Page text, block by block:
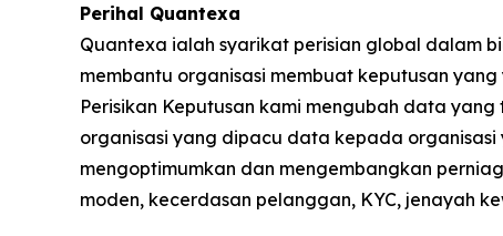
Perihal Quantexa
Quantexa ialah syarikat perisian global dalam
membantu organisasi membuat keputusan
Perisikan Keputusan kami mengubah data
organisasi yang dipacu data kepada
mengoptimumkan dan mengembangkan
moden, kecerdasan pelanggan, KYC, jenayah